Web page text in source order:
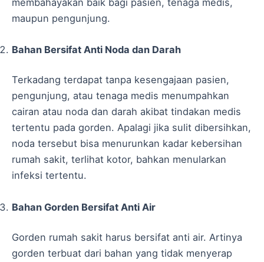
maupun pengunjung.
Bahan Bersifat Anti Noda dan Darah
Terkadang terdapat tanpa kesengajaan pasien,
pengunjung, atau tenaga medis menumpahkan
cairan atau noda dan darah akibat tindakan medis
tertentu pada gorden. Apalagi jika sulit dibersihkan,
noda tersebut bisa menurunkan kadar kebersihan
rumah sakit, terlihat kotor, bahkan menularkan
infeksi tertentu.
Bahan Gorden Bersifat Anti Air
Gorden rumah sakit harus bersifat anti air. Artinya
gorden terbuat dari bahan yang tidak menyerap